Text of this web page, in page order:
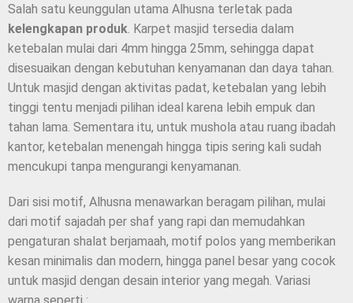
Salah satu keunggulan utama Alhusna terletak pada
kelengkapan produk . Karpet masjid tersedia dalam
ketebalan mulai dari 4mm hingga 25mm, sehingga dapat
disesuaikan dengan kebutuhan kenyamanan dan daya tahan.
Untuk masjid dengan aktivitas padat, ketebalan yang lebih
tinggi tentu menjadi pilihan ideal karena lebih empuk dan
tahan lama. Sementara itu, untuk mushola atau ruang ibadah
kantor, ketebalan menengah hingga tipis sering kali sudah
mencukupi tanpa mengurangi kenyamanan.
Dari sisi motif, Alhusna menawarkan beragam pilihan, mulai
dari motif sajadah per shaf yang rapi dan memudahkan
pengaturan shalat berjamaah, motif polos yang memberikan
kesan minimalis dan modern, hingga panel besar yang cocok
untuk masjid dengan desain interior yang megah. Variasi
warna seperti :